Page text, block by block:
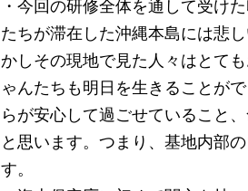
・今回の研修全体を通して受け
たちが滞在した沖縄本島には悲
かしその現地で見た人々はとて
ゃんたちも明日を生きることが
らが安心して過ごせていること
と思います。つまり、基地内部
す。